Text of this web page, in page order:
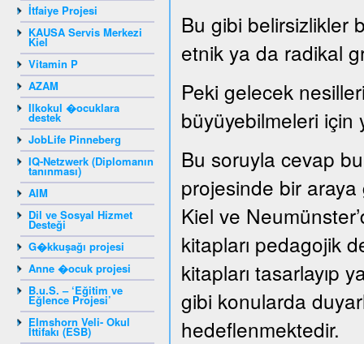
İtfaiye Projesi
KAUSA Servis Merkezi
Kiel
Vitamin P
AZAM
Ilkokul �ocuklara
destek
JobLife Pinneberg
IQ-Netzwerk (Diplomanın
tanınması)
AIM
Dil ve Sosyal Hizmet
Desteği
G�kkuşağı projesi
Anne �ocuk projesi
B.u.S. – ‘Eğitim ve
Eğlence Projesi’
Elmshorn Veli- Okul
İttifakı (ESB)
Bu gibi belirsizlikler
etnik ya da radikal
Peki gelecek
büyüyebilmeleri için
Bu soruyla cevap
projesinde bir araya
Kiel ve
kitapları pedagojik
kitapları tasarlayıp
gibi konularda
hedeflenmektedir.